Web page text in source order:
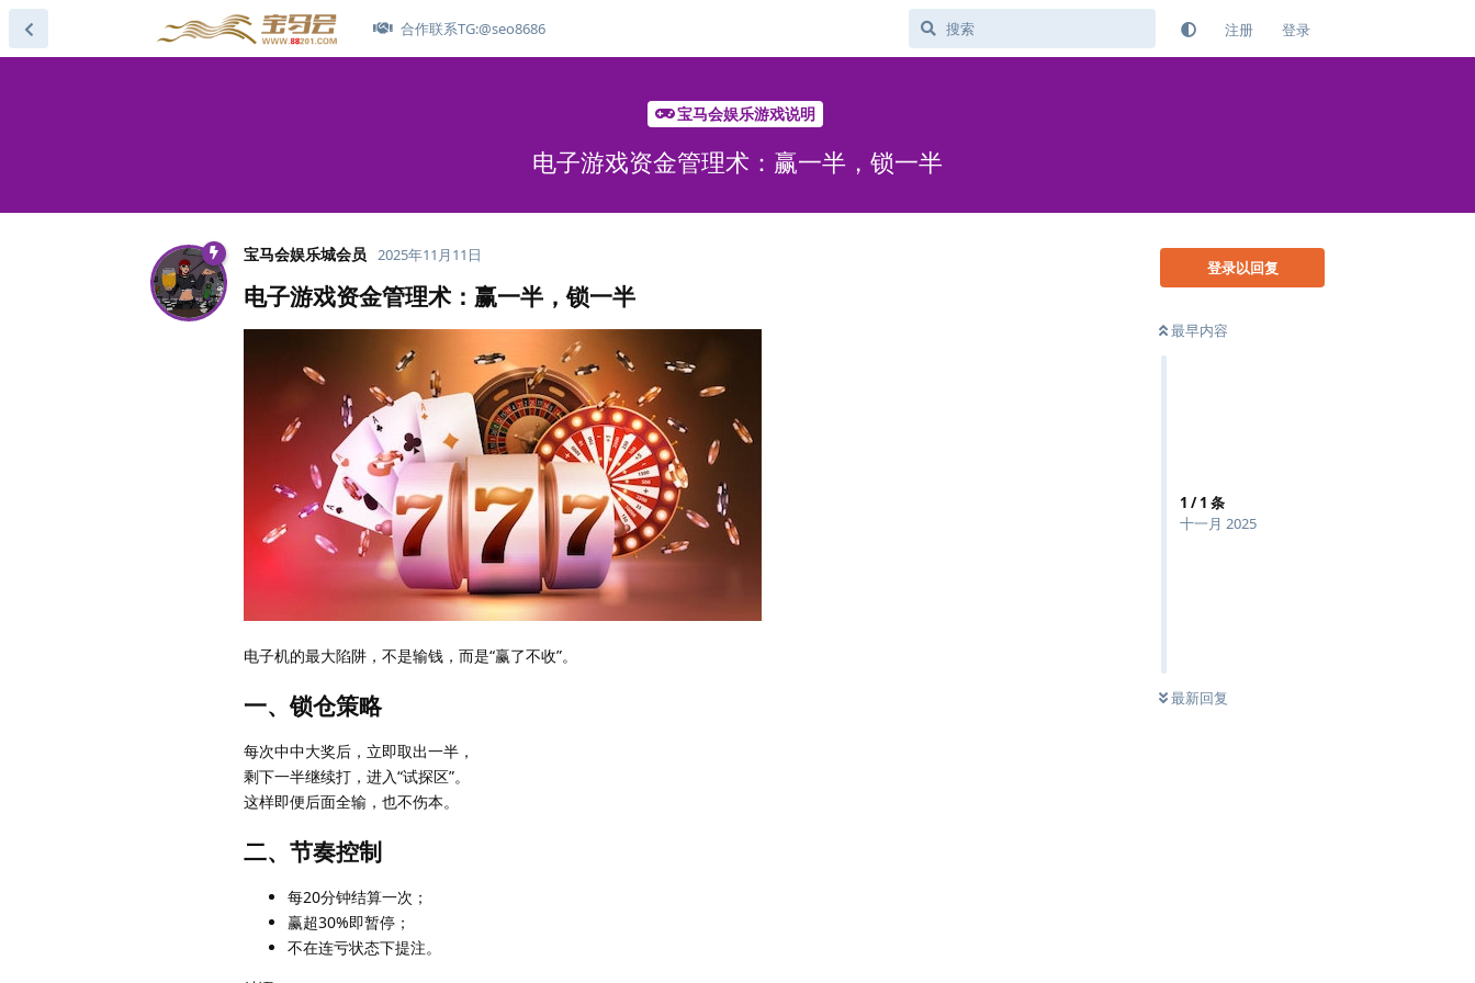
合作联系TG:@seo8686 注册 登录
宝马会娱乐游戏说明
电子游戏资金管理术：赢一半，锁一半
登录以回复
最早内容
1 /1 条
十一月 2025
最新回复
宝马会娱乐城会员 2025年11月11日
电子游戏资金管理术：赢一半，锁一半
电子机的最大陷阱，不是输钱，而是“赢了不收”。
一、锁仓策略
每次中中大奖后，立即取出一半，
剩下一半继续打，进入“试探区”。
这样即便后面全输，也不伤本。
二、节奏控制
每20分钟结算一次；
赢超30%即暂停；
不在连亏状态下提注。